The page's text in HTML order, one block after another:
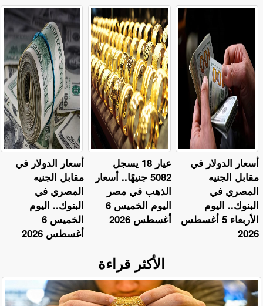
أسعار الدولار في
مقابل الجنيه
المصري في
البنوك.. اليوم
الخميس 6
أغسطس 2026
عيار 18 يسجل
5082 جنيهًا.. أسعار
الذهب في مصر
اليوم الخميس 6
أغسطس 2026
أسعار الدولار في
مقابل الجنيه
المصري في
البنوك.. اليوم
الأربعاء 5 أغسطس
2026
الأكثر قراءة